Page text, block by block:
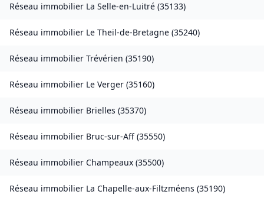
Réseau immobilier La Selle-en-Luitré (35133)
Réseau immobilier Le Theil-de-Bretagne (35240)
Réseau immobilier Trévérien (35190)
Réseau immobilier Le Verger (35160)
Réseau immobilier Brielles (35370)
Réseau immobilier Bruc-sur-Aff (35550)
Réseau immobilier Champeaux (35500)
Réseau immobilier La Chapelle-aux-Filtzméens (35190)